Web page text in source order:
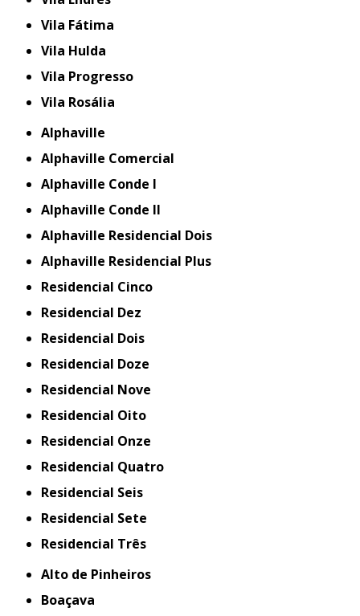
Vila Fátima
Vila Hulda
Vila Progresso
Vila Rosália
Alphaville
Alphaville Comercial
Alphaville Conde I
Alphaville Conde II
Alphaville Residencial Dois
Alphaville Residencial Plus
Residencial Cinco
Residencial Dez
Residencial Dois
Residencial Doze
Residencial Nove
Residencial Oito
Residencial Onze
Residencial Quatro
Residencial Seis
Residencial Sete
Residencial Três
Alto de Pinheiros
Boaçava